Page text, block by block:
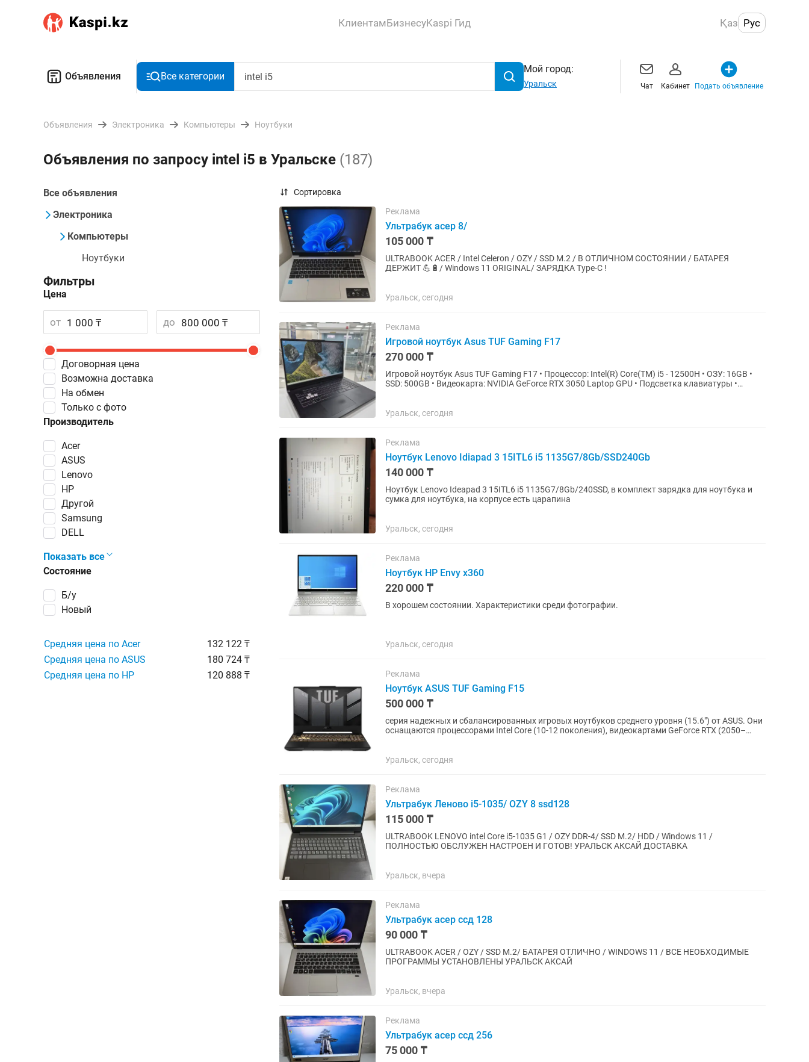
КлиентамБизнесуKaspi Гид Қаз Рус
Объявления Все категории
Мой город:
Уральск Чат Кабинет Подать объявление
Объявления Электроника Компьютеры Ноутбуки
Объявления по запросу intel i5 в Уральске (187)
Все объявления
Электроника
Компьютеры
Ноутбуки
Фильтры
Цена
от до
Договорная цена
Возможна доставка
Производитель
Acer
ASUS
Lenovo
HP
Другой
Samsung
DELL
Показать все
Состояние
Б/у
Новый
На обмен
Только с фото
Средняя цена по Acer
132 122 ₸
Средняя цена по ASUS
180 724 ₸
Средняя цена по HP
120 888 ₸
Сортировка
Реклама
Ультрабук асер 8/
105 000 ₸
ULTRABOOK ACER / Intel Celeron / OZY / SSD M.2 / В ОТЛИЧНОМ СОСТОЯНИИ / БАТАРЕЯ
ДЕРЖИТ 💪🔋/ Windows 11 ORIGINAL/ ЗАРЯДКА Type-C !
Уральск, сегодня
Реклама
Игровой ноутбук Asus TUF Gaming F17
270 000 ₸
Игровой ноутбук Asus TUF Gaming F17 • Процессор: Intel(R) Core(TM) i5 - 12500H • ОЗУ: 16GB •
SSD: 500GB • Видеокарта: NVIDIA GeForce RTX 3050 Laptop GPU • Подсветка клавиатуры •
Уральск, сегодня
Реклама
Ноутбук Lenovo Idiapad 3 15ITL6 i5 1135G7/8Gb/SSD240Gb
140 000 ₸
Ноутбук Lenovo Ideapad 3 15ITL6 i5 1135G7/8Gb/240SSD, в комплект зарядка для ноутбука и
сумка для ноутбука, на корпусе есть царапина
Уральск, сегодня
Реклама
Ноутбук HP Envy x360
220 000 ₸
В хорошем состоянии. Характеристики среди фотографии.
Уральск, сегодня
Реклама
Ноутбук ASUS TUF Gaming F15
500 000 ₸
серия надежных и сбалансированных игровых ноутбуков среднего уровня (15.6") от ASUS. Они
оснащаются процессорами Intel Core (10-12 поколения), видеокартами GeForce RTX (2050–
Уральск, сегодня
Реклама
Ультрабук Леново i5-1035/ OZY 8 ssd128
115 000 ₸
ULTRABOOK LENOVO intel Core i5-1035 G1 / OZY DDR-4/ SSD M.2/ HDD / Windows 11 /
ПОЛНОСТЬЮ ОБСЛУЖЕН НАСТРОЕН И ГОТОВ! УРАЛЬСК АКСАЙ ДОСТАВКА
Уральск, вчера
Реклама
Ультрабук асер ссд 128
90 000 ₸
ULTRABOOK ACER / OZY / SSD M.2/ БАТАРЕЯ ОТЛИЧНО / WINDOWS 11 / ВСЕ НЕОБХОДИМЫЕ
ПРОГРАММЫ УСТАНОВЛЕНЫ УРАЛЬСК АКСАЙ
Уральск, вчера
Реклама
Ультрабук асер ссд 256
75 000 ₸